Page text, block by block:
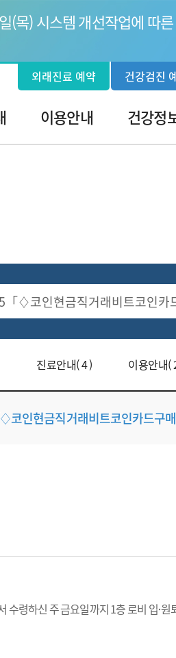
(목) 시스템 개선작업에 따
외래진료 예약 건강검진
이용안내 건강정
진료안내( 4 ) 이용안내(
코인현금직거래비트코인카드구매
수령하신 주 금요일까지 1층 로비 입원〮